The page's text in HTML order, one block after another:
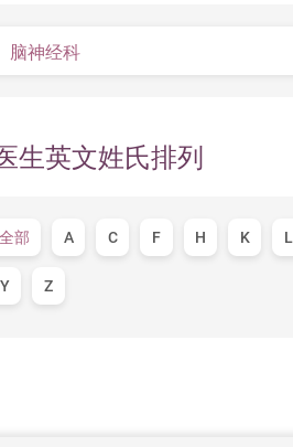
脑神经科
生英文姓氏排列
全部 A C F H K L
Y Z